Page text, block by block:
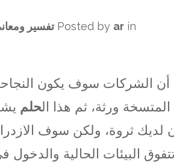
Posted by ar in تفسير
أن الشركات سوف يكون
ورثة، ثم هذا الحلم
لديك ثروة، ولكن سوف
البيئات الحالية